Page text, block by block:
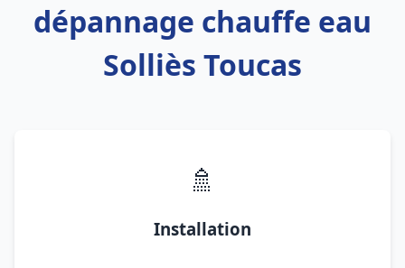
dépannage chauffe eau
Solliès Toucas
🚿
Installation